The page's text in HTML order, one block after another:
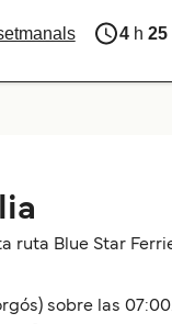
4h 25
Blue Star
sobre las